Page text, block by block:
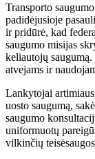
Transporto
padidėjusioje
ir pridūrė, kad
saugumo misijas
keliautojų
atvejams ir
Lankytojai
uosto saugumą,
saugumo
uniformuotų
vilkinčių